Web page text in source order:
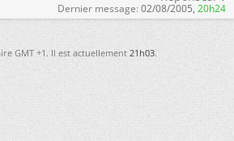
Dernier message: 02/08/2005, 20h24
GMT +1. Il est actuellement21h03.